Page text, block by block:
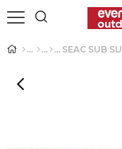
SEAC SUB